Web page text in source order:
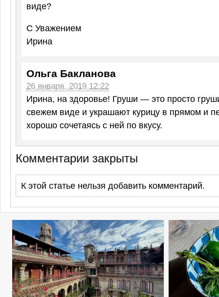
виде?
С Уважением
Ирина
Ольга Бакланова
26 января, 2019 12:22
Ирина, на здоровье! Груши — это просто
свежем виде и украшают курицу в прямом и
хорошо сочетаясь с ней по вкусу.
Комментарии закрыты
К этой статье нельзя добавить комментарий.